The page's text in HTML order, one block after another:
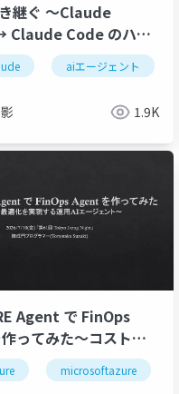
グ ai駆動開発
継ぐ 〜Claude
Claude Code のハン
〜
aiエージェント
1.9K
Agent で FinOps
ってみた～コスト最
する運用AIエージェン
microsoftazure